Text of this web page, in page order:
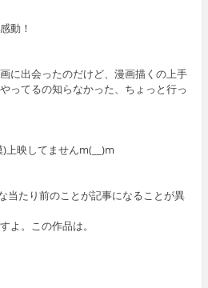
動！
に出会ったのだけど、漫画描くの上手
ってるの知らなかった、ちょっと行っ
上映してませんm(__)m
当たり前のことが記事になることが異
よ。この作品は。